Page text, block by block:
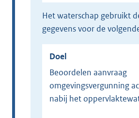
het waterschap gebruikt de volgende
gegevens voor de
Doel
beoordelen aanvraag
omgevingsvergunning
nabij het